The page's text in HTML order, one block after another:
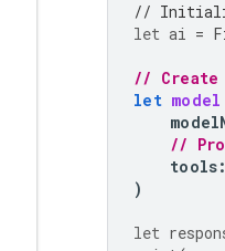
//
let ai =
// Create
let model
//
tools:
)
let